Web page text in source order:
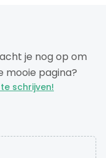
je nog op om
mooie pagina?
schrijven!